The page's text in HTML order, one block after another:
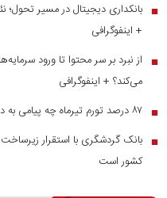
■ بانکداری دیجیتال در مسیر تحول؛
+ اینفوگرافی
■
می‌کند؟ + اینفوگرافی
■ ۸۷ درصد تورم تیرماه چه پیامی به دنبال دارد؟
■ بانک گردشگری با استقرار
کشور است